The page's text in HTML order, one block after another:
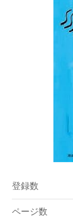
登録数
ページ数